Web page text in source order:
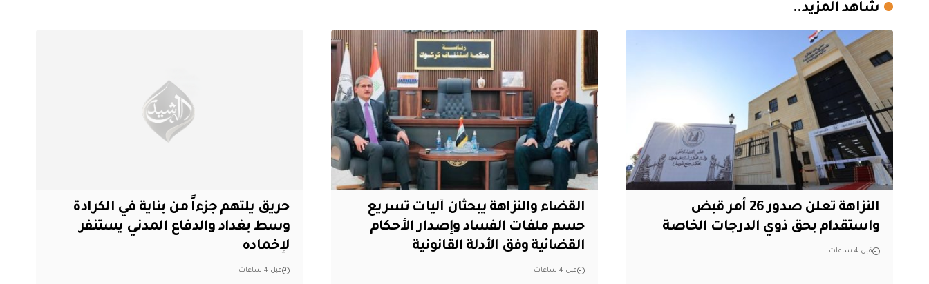
شاهد المزيد..
النزاهة تعلن صدور 26 أمر قبض
واستقدام بحق ذوي الدرجات الخاصة
قبل 4 ساعات
القضاء والنزاهة يبحثان آليات تسريع
حسم ملفات الفساد وإصدار الأحكام
القضائية وفق الأدلة القانونية
قبل 4 ساعات
حريق يلتهم جزءاً من بناية في الكرادة
وسط بغداد والدفاع المدني يستنفر
لإخماده
قبل 4 ساعات